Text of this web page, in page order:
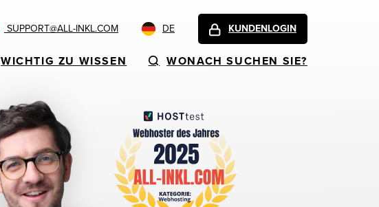
SUPPORT@ALL-INKL.COM DE KUNDENLOGIN
WICHTIG ZU WISSEN WONACH SUCHEN SIE?